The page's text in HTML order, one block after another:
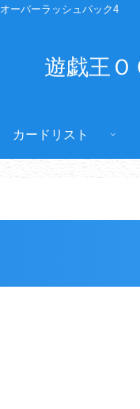
オーバーラッシュパック4
遊戯王
カードリスト